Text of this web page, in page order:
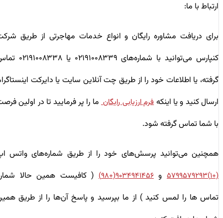
ارتباط با ما:
برای دریافت مشاوره رایگان و انواع خدمات مهاجرتی از طریق شرکت
کنپارس می‌توانید با شماره‌های ۰۲۱۹۱۰۰۸۳۳۹ یا ۰۲۱۹۱۰۰۸۳۳۸ تماس
گرفته، یا اطلاعات خود را از طریق چت آنلاین سایت یا دایرکت اینستاگرام
ارسال کنید و یا اینکهفرم ارزیابی رایگانما را پر فرمایید تا در اولین فرصت
با شما تماس گرفته شود.
همچنین می‌توانید پرسش‌های خود را از طریق شماره‌های واتس اپ
(+۱)۵۷۹۹۵۷۹۲۹۳ و ۹۰۳۴۹۴۱۴۵۶(+۹۸)
( کافیست همین حالا شماره
تماس ها را لمس کنید ) از ما بپرسید و پاسخ آن‌ها را از طریق همین